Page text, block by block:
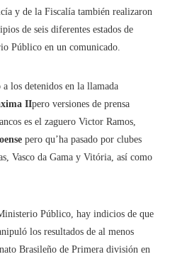
y de la Fiscalía también realizaron
de seis diferentes estados de
Público en un comunicado.
los detenidos en la llamada
IIpero versiones de prensa
es el zaguero Victor Ramos,
pero qu’ha pasado por clubes
Vasco da Gama y Vitória, así como
Público, hay indicios de que
los resultados de al menos
Brasileño de Primera división en